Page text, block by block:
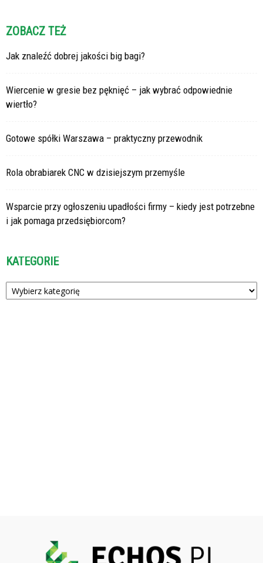
ZOBACZ TEŻ
Jak znaleźć dobrej jakości big bagi?
Wiercenie w gresie bez pęknięć – jak wybrać odpowiednie
wiertło?
Gotowe spółki Warszawa – praktyczny przewodnik
Rola obrabiarek CNC w dzisiejszym przemyśle
Wsparcie przy ogłoszeniu upadłości firmy – kiedy jest potrzebne
i jak pomaga przedsiębiorcom?
KATEGORIE
Kategorie